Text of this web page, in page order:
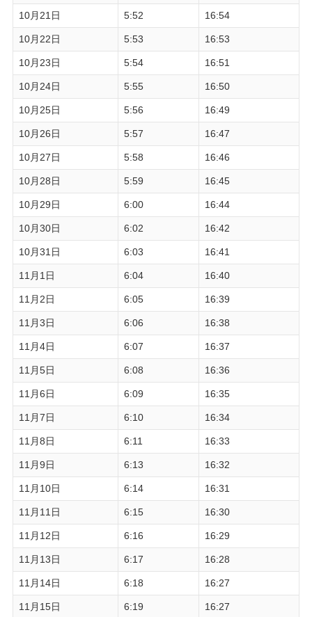
10月21日 5:52 16:54
10月22日 5:53 16:53
10月23日 5:54 16:51
10月24日 5:55 16:50
10月25日 5:56 16:49
10月26日 5:57 16:47
10月27日 5:58 16:46
10月28日 5:59 16:45
10月29日 6:00 16:44
10月30日 6:02 16:42
10月31日 6:03 16:41
11月1日 6:04 16:40
11月2日 6:05 16:39
11月3日 6:06 16:38
11月4日 6:07 16:37
11月5日 6:08 16:36
11月6日 6:09 16:35
11月7日 6:10 16:34
11月8日 6:11 16:33
11月9日 6:13 16:32
11月10日 6:14 16:31
11月11日 6:15 16:30
11月12日 6:16 16:29
11月13日 6:17 16:28
11月14日 6:18 16:27
11月15日 6:19 16:27